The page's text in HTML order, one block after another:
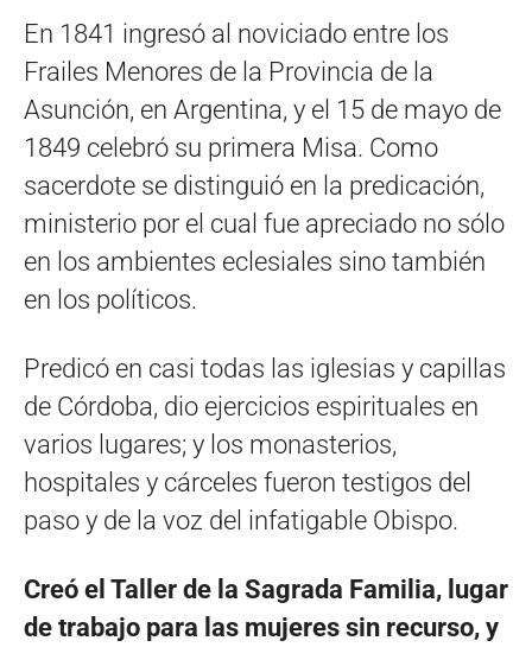
En 1841 ingresó al noviciado entre los
Frailes Menores de la Provincia de la
Asunción, en Argentina, y el 15 de mayo de
1849 celebró su primera Misa. Como
sacerdote se distinguió en la predicación,
ministerio por el cual fue apreciado no sólo
en los ambientes eclesiales sino también
en los políticos.
Predicó en casi todas las iglesias y capillas
de Córdoba, dio ejercicios espirituales en
varios lugares; y los monasterios,
hospitales y cárceles fueron testigos del
paso y de la voz del infatigable Obispo.
Creó el Taller de la Sagrada Familia, lugar
de trabajo para las mujeres sin recurso, y